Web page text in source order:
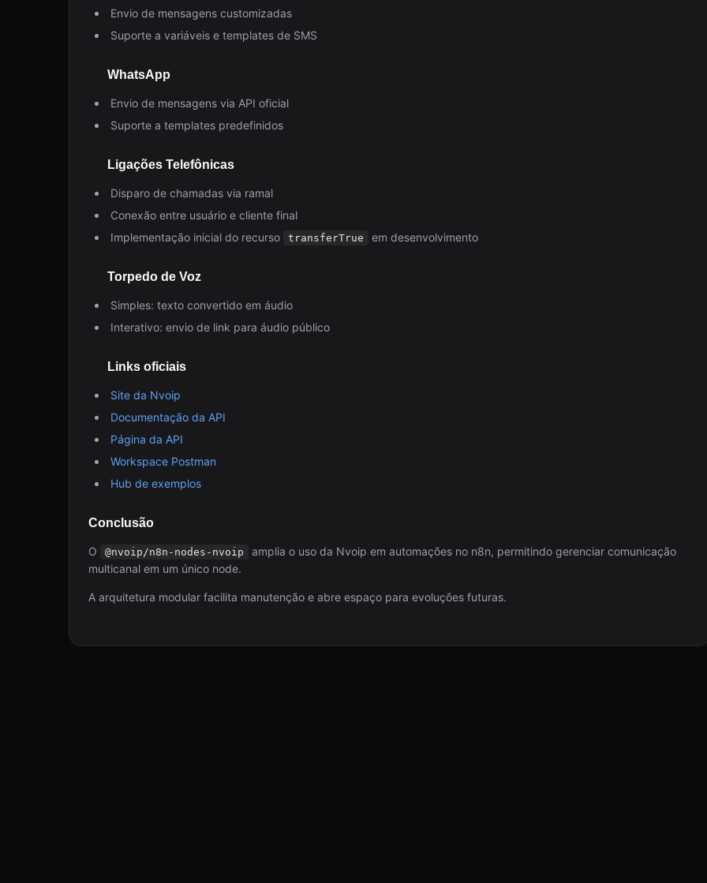
Envio de mensagens customizadas
Suporte a variáveis e templates de SMS
WhatsApp
Envio de mensagens via API oficial
Suporte a templates predefinidos
Ligações Telefônicas
Disparo de chamadas via ramal
Conexão entre usuário e cliente final
Implementação inicial do recurso
transferTrue em desenvolvimento
Torpedo de Voz
Simples: texto convertido em áudio
Interativo: envio de link para áudio público
Links oficiais
Site da Nvoip
Documentação da API
Página da API
Workspace Postman
Hub de exemplos
Conclusão
O @nvoip/n8n-nodes-nvoip
amplia o uso da Nvoip em automações no n8n, permitindo gerenciar comunicação
multicanal em um único node.
A arquitetura modular facilita manutenção e abre espaço para evoluções futuras.